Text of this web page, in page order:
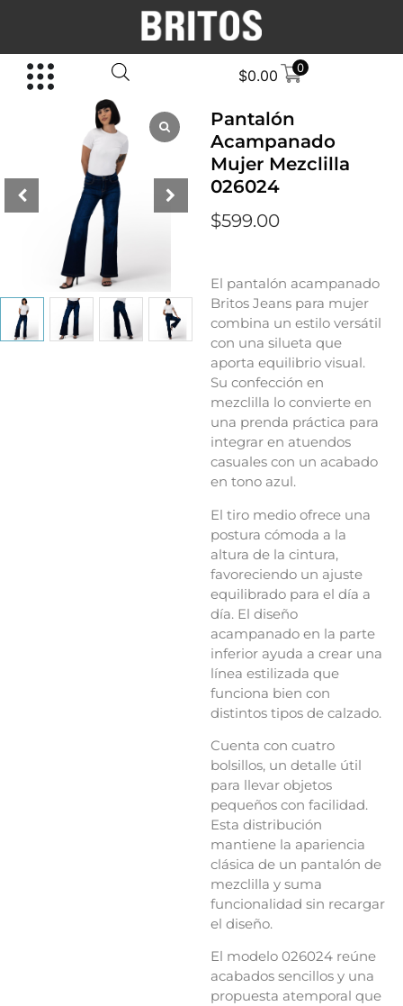
$0.00 0
Pantalón
Acampanado
Mujer Mezclilla
026024
$599.00
El pantalón acampanado
Britos Jeans para mujer
combina un estilo versátil
con una silueta que
aporta equilibrio visual.
Su confección en
mezclilla lo convierte en
una prenda práctica para
integrar en atuendos
casuales con un acabado
en tono azul.
El tiro medio ofrece una
postura cómoda a la
altura de la cintura,
favoreciendo un ajuste
equilibrado para el día a
día. El diseño
acampanado en la parte
inferior ayuda a crear una
línea estilizada que
funciona bien con
distintos tipos de calzado.
Cuenta con cuatro
bolsillos, un detalle útil
para llevar objetos
pequeños con facilidad.
Esta distribución
mantiene la apariencia
clásica de un pantalón de
mezclilla y suma
funcionalidad sin recargar
el diseño.
El modelo 026024 reúne
acabados sencillos y una
propuesta atemporal que